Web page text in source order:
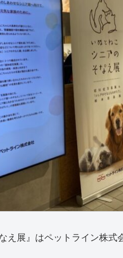
え展』はペットライン株